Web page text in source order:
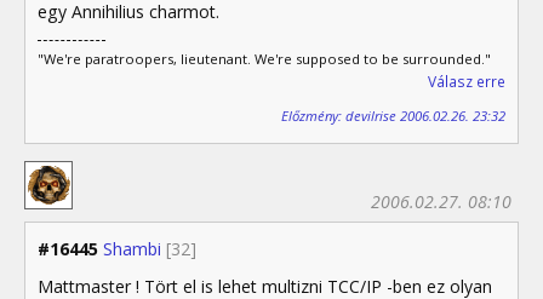
egy Annihilius charmot.
"We're paratroopers, lieutenant. We're supposed to be surrounded."
Válasz erre
Előzmény: devilrise 2006.02.26. 23:32
#16445 Shambi [32]
2006.02.27. 08:10
Mattmaster ! Tört el is lehet multizni TCC/IP -ben ez olyan